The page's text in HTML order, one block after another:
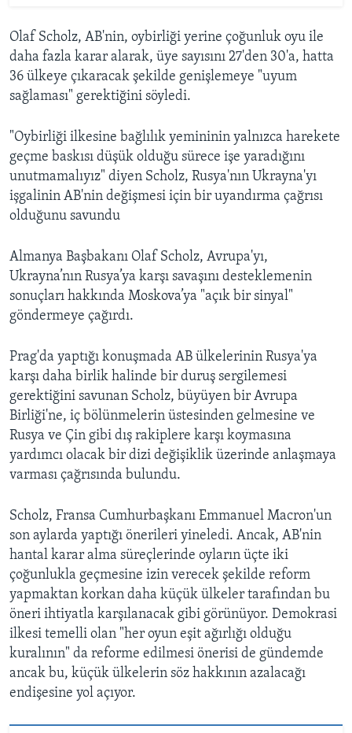
Olaf Scholz, AB'nin, oybirliği yerine çoğunluk oyu ile
daha fazla karar alarak, üye sayısını 27'den 30'a, hatta
36 ülkeye çıkaracak şekilde genişlemeye "uyum
sağlaması" gerektiğini söyledi.
"Oybirliği ilkesine bağlılık yemininin yalnızca harekete
geçme baskısı düşük olduğu sürece işe yaradığını
unutmamalıyız" diyen Scholz, Rusya'nın Ukrayna'yı
işgalinin AB'nin değişmesi için bir uyandırma çağrısı
olduğunu savundu
Almanya Başbakanı Olaf Scholz, Avrupa'yı,
Ukrayna’nın Rusya’ya karşı savaşını desteklemenin
sonuçları hakkında Moskova’ya "açık bir sinyal"
göndermeye çağırdı.
Prag'da yaptığı konuşmada AB ülkelerinin Rusya'ya
karşı daha birlik halinde bir duruş sergilemesi
gerektiğini savunan Scholz, büyüyen bir Avrupa
Birliği'ne, iç bölünmelerin üstesinden gelmesine ve
Rusya ve Çin gibi dış rakiplere karşı koymasına
yardımcı olacak bir dizi değişiklik üzerinde anlaşmaya
varması çağrısında bulundu.
Scholz, Fransa Cumhurbaşkanı Emmanuel Macron'un
son aylarda yaptığı önerileri yineledi. Ancak, AB'nin
hantal karar alma süreçlerinde oyların üçte iki
çoğunlukla geçmesine izin verecek şekilde reform
yapmaktan korkan daha küçük ülkeler tarafından bu
öneri ihtiyatla karşılanacak gibi görünüyor. Demokrasi
ilkesi temelli olan "her oyun eşit ağırlığı olduğu
kuralının" da reforme edilmesi önerisi de gündemde
ancak bu, küçük ülkelerin söz hakkının azalacağı
endişesine yol açıyor.